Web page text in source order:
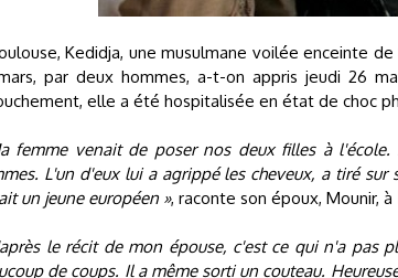
Kedidja, une musulmane voilée enceinte
par deux hommes, a-t-on appris jeudi 26
elle a été hospitalisée en état de choc
femme venait de poser nos deux filles à
L'un d'eux lui a agrippé les cheveux, a tiré
un jeune européen », raconte son époux, Mounir, à
le récit de mon épouse, c'est ce qui n'a pas
de coups. Il a même sorti un couteau.